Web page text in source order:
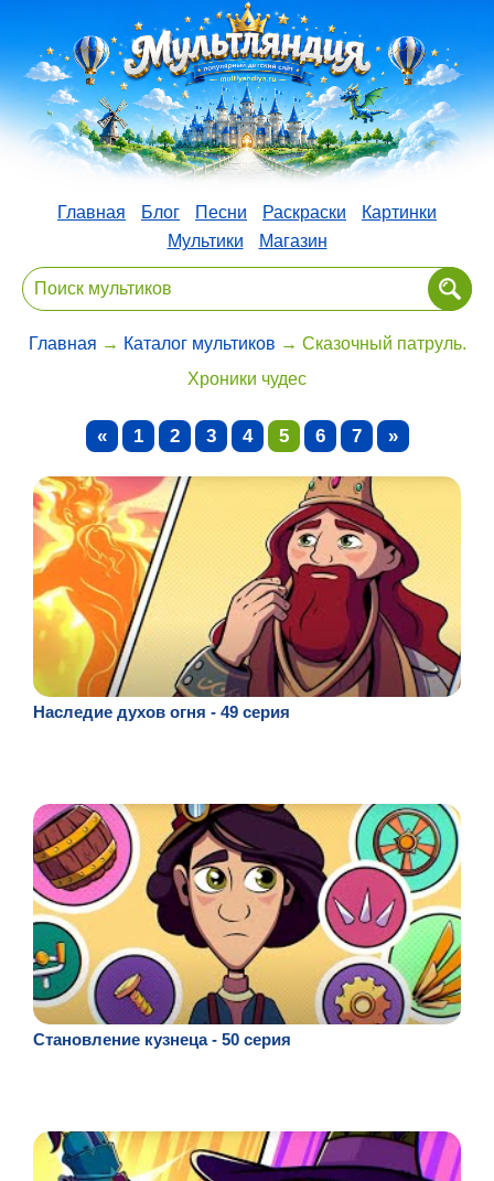
Главная Блог Песни Раскраски
Картинки
Мультики
Магазин
Главная → Каталог мультиков → Сказочный патруль.
Хроники чудес
« 1 2 3 4 5 6 7 »
Наследие духов огня - 49 серия
Становление кузнеца - 50 серия